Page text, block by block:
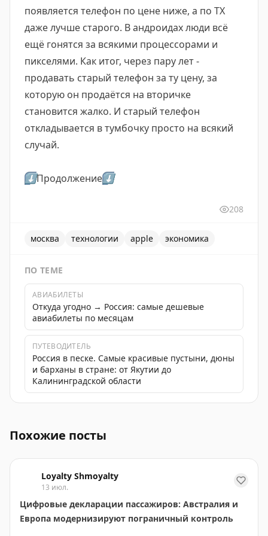
появляется телефон по цене ниже, а по ТХ
даже лучше старого. В андроидах люди всё
ещё гонятся за всякими процессорами и
пикселями. Как итог, через пару лет -
продавать старый телефон за ту цену, за
которую он продаётся на вторичке
становится жалко. И старый телефон
откладывается в тумбочку просто на всякий
случай.
⬇️Продолжение⬇️
208
москва технологии apple экономика
ПО ТЕМЕ
АВИАБИЛЕТЫ
Откуда угодно → Россия: самые дешевые
авиабилеты по месяцам
ПУТЕВОДИТЕЛЬ
Россия в песке. Самые красивые пустыни, дюны
и барханы в стране: от Якутии до
Калининградской области
Похожие посты
Loyalty Shmoyalty
13 июл.
Цифровые декларации пассажиров: Австралия и
Европа модернизируют пограничный контроль